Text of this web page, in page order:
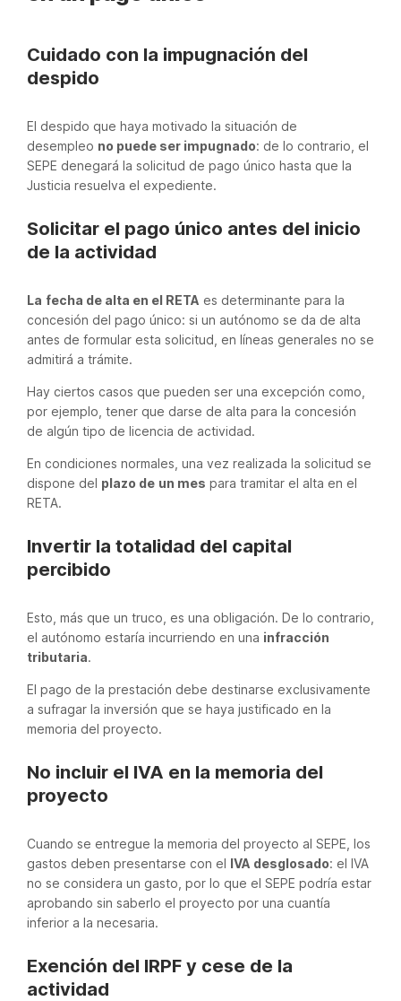
Cuidado con la impugnación del
despido
El despido que haya motivado la situación de
desempleo no puede ser impugnado: de lo contrario, el
SEPE denegará la solicitud de pago único hasta que la
Justicia resuelva el expediente.
Solicitar el pago único antes del inicio
de la actividad
La fecha de alta en el RETA es determinante para la
concesión del pago único: si un autónomo se da de alta
antes de formular esta solicitud, en líneas generales no se
admitirá a trámite.
Hay ciertos casos que pueden ser una excepción como,
por ejemplo, tener que darse de alta para la concesión
de algún tipo de licencia de actividad.
En condiciones normales, una vez realizada la solicitud se
dispone del plazo de un mes para tramitar el alta en el
RETA.
Invertir la totalidad del capital
percibido
Esto, más que un truco, es una obligación. De lo contrario,
el autónomo estaría incurriendo en una infracción
tributaria.
El pago de la prestación debe destinarse exclusivamente
a sufragar la inversión que se haya justificado en la
memoria del proyecto.
No incluir el IVA en la memoria del
proyecto
Cuando se entregue la memoria del proyecto al SEPE, los
gastos deben presentarse con el IVA desglosado: el IVA
no se considera un gasto, por lo que el SEPE podría estar
aprobando sin saberlo el proyecto por una cuantía
inferior a la necesaria.
Exención del IRPF y cese de la
actividad